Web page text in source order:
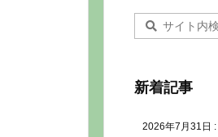
新着記事
2026年7月31日 :